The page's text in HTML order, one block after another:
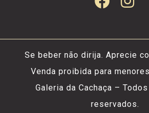
Se beber não dirija. Aprecie
Venda proibida para
Galeria da Cachaça –
reservados.